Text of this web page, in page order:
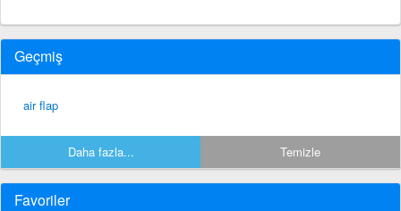
Geçmiş
air flap
Daha fazla... Temizle
Favoriler